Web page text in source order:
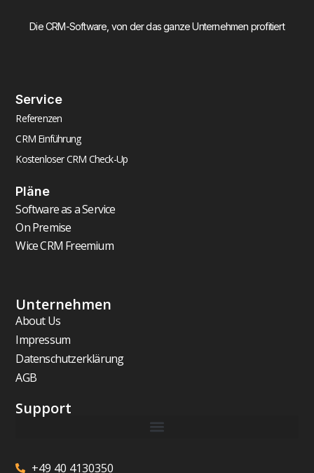
Die CRM-Software, von der das ganze Unternehmen profitiert
Service
Referenzen
CRM Einführung
Kostenloser CRM Check-Up
Pläne
Software as a Service
On Premise
Wice CRM Freemium
Unternehmen
About Us
Impressum
Datenschutzerklärung
AGB
Support
+49 40 4130350